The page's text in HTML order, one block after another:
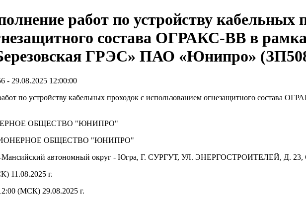
работ по устройству кабельных
состава ОГРАКС-ВВ в
ГРЭС» ПАО «Юнипро»
- 29.08.2025 12:00:00
по устройству кабельных проходок с использованием огнезащитного состава
ОБЩЕСТВО "ЮНИПРО"
ОБЩЕСТВО "ЮНИПРО"
Мансийский автономный округ - Югра, Г. СУРГУТ, УЛ. ЭНЕРГОСТРОИТЕЛЕЙ, Д. 23,
11.08.2025 г.
(МСК) 29.08.2025 г.